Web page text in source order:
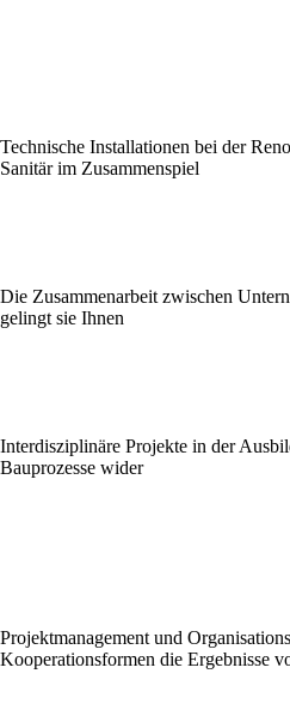
Technische Installationen bei der
Sanitär im Zusammenspiel
Die Zusammenarbeit zwischen
gelingt sie Ihnen
Interdisziplinäre Projekte in der
Bauprozesse wider
Projektmanagement und
Kooperationsformen die Ergebnisse